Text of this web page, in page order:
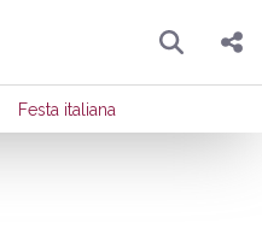
Pesquisar
Compartilhar
Festa italiana